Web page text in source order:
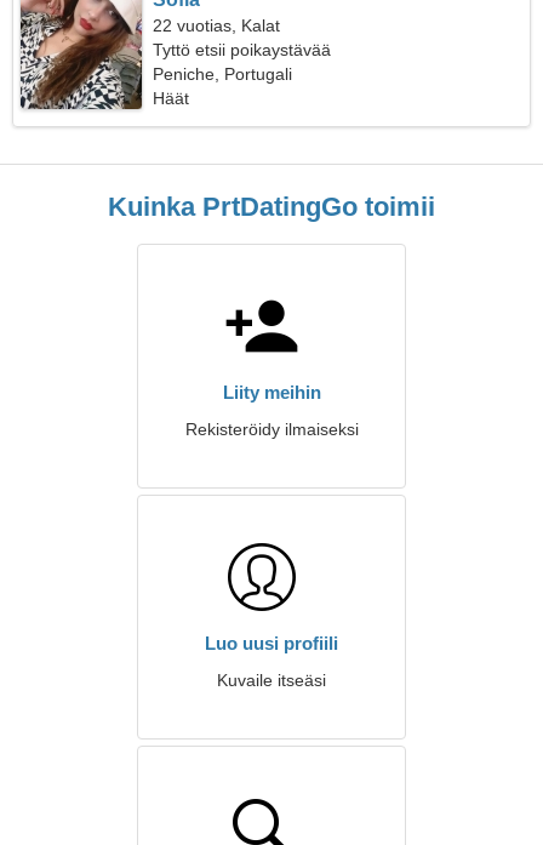
22 vuotias, Kalat
Tyttö etsii poikaystävää
Peniche, Portugali
Häät
Kuinka PrtDatingGo toimii
Liity meihin
Rekisteröidy ilmaiseksi
Luo uusi profiili
Kuvaile itseäsi